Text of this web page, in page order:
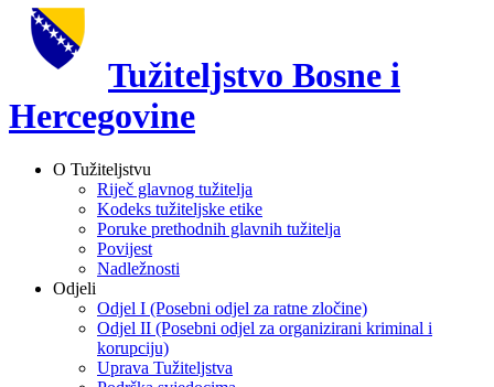
Tužiteljstvo Bosne i
Hercegovine
O Tužiteljstvu
Riječ glavnog tužitelja
Kodeks tužiteljske etike
Poruke prethodnih glavnih tužitelja
Povijest
Nadležnosti
Odjeli
Odjel I (Posebni odjel za ratne zločine)
Odjel II (Posebni odjel za organizirani kriminal i
korupciju)
Uprava Tužiteljstva